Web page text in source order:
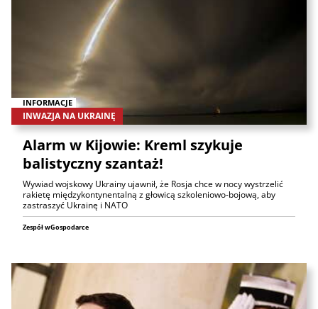
INFORMACJE
INWAZJA NA UKRAINĘ
Alarm w Kijowie: Kreml szykuje
balistyczny szantaż!
Wywiad wojskowy Ukrainy ujawnił, że Rosja chce w nocy wystrzelić
rakietę międzykontynentalną z głowicą szkoleniowo-bojową, aby
zastraszyć Ukrainę i NATO
Zespół wGospodarce